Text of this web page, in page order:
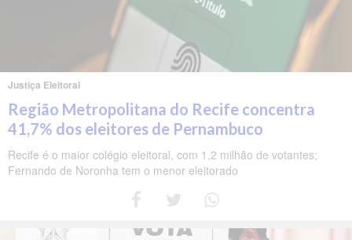
Justiça Eleitoral
Região Metropolitana do Recife concentra
41,7% dos eleitores de Pernambuco
Recife é o maior colégio eleitoral, com 1,2 milhão de votantes;
Fernando de Noronha tem o menor eleitorado